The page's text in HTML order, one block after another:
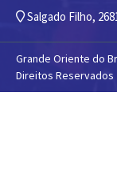
Salgado Filho,
Grande Oriente do
Direitos Reservados